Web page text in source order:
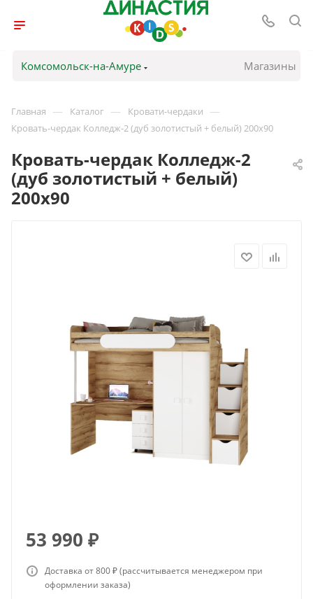
Комсомольск-на-Амуре Магазины
Главная — Каталог — Кровати-чердаки —
Кровать-чердак Колледж-2 (дуб золотистый + белый) 200х90
Кровать-чердак Колледж-2
(дуб золотистый + белый)
200х90
53 990 ₽
Доставка от 800 ₽ (рассчитывается менеджером при
оформлении заказа)